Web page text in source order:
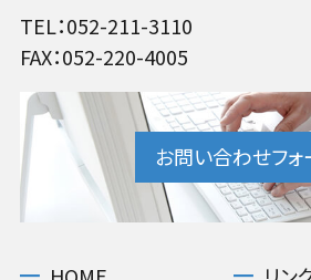
TEL：052-211-3110
FAX：052-220-4005
お問い合わせフォ